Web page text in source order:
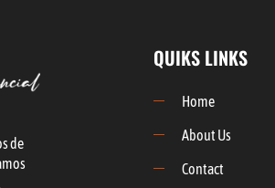
de
QUIKS LINKS
Home
About Us
Contact